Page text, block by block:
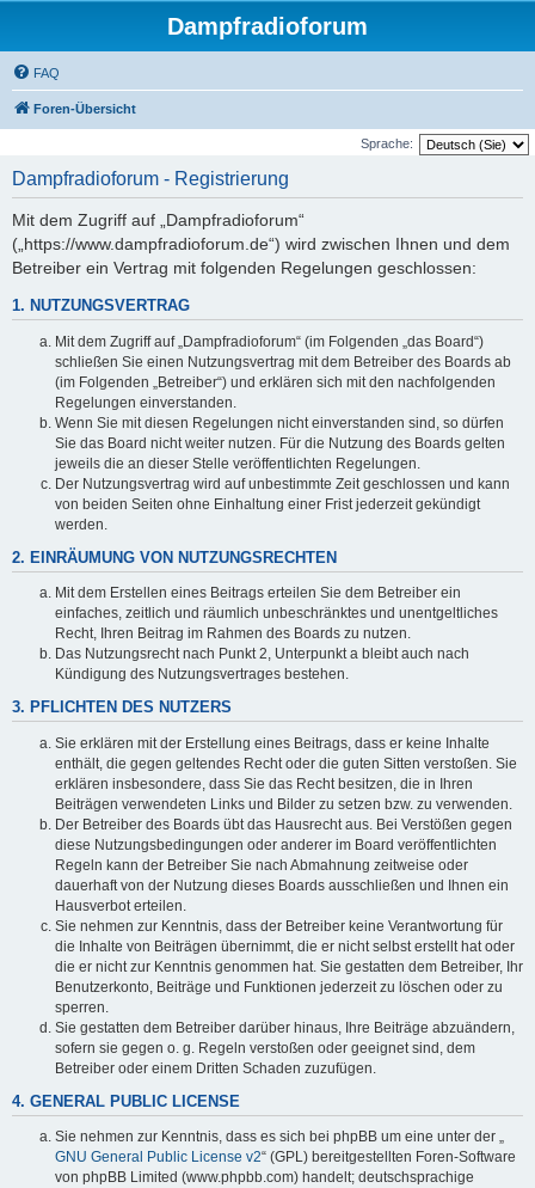
Dampfradioforum
FAQ
Foren-Übersicht
Sprache:
Dampfradioforum - Registrierung
Mit dem Zugriff auf „Dampfradioforum“
(„https://www.dampfradioforum.de“) wird zwischen Ihnen und dem
Betreiber ein Vertrag mit folgenden Regelungen geschlossen:
1. NUTZUNGSVERTRAG
Mit dem Zugriff auf „Dampfradioforum“ (im Folgenden „das Board“)
schließen Sie einen Nutzungsvertrag mit dem Betreiber des Boards ab
(im Folgenden „Betreiber“) und erklären sich mit den nachfolgenden
Regelungen einverstanden.
Wenn Sie mit diesen Regelungen nicht einverstanden sind, so dürfen
Sie das Board nicht weiter nutzen. Für die Nutzung des Boards gelten
jeweils die an dieser Stelle veröffentlichten Regelungen.
Der Nutzungsvertrag wird auf unbestimmte Zeit geschlossen und kann
von beiden Seiten ohne Einhaltung einer Frist jederzeit gekündigt
werden.
2. EINRÄUMUNG VON NUTZUNGSRECHTEN
Mit dem Erstellen eines Beitrags erteilen Sie dem Betreiber ein
einfaches, zeitlich und räumlich unbeschränktes und unentgeltliches
Recht, Ihren Beitrag im Rahmen des Boards zu nutzen.
Das Nutzungsrecht nach Punkt 2, Unterpunkt a bleibt auch nach
Kündigung des Nutzungsvertrages bestehen.
3. PFLICHTEN DES NUTZERS
Sie erklären mit der Erstellung eines Beitrags, dass er keine Inhalte
enthält, die gegen geltendes Recht oder die guten Sitten verstoßen. Sie
erklären insbesondere, dass Sie das Recht besitzen, die in Ihren
Beiträgen verwendeten Links und Bilder zu setzen bzw. zu verwenden.
Der Betreiber des Boards übt das Hausrecht aus. Bei Verstößen gegen
diese Nutzungsbedingungen oder anderer im Board veröffentlichten
Regeln kann der Betreiber Sie nach Abmahnung zeitweise oder
dauerhaft von der Nutzung dieses Boards ausschließen und Ihnen ein
Hausverbot erteilen.
Sie nehmen zur Kenntnis, dass der Betreiber keine Verantwortung für
die Inhalte von Beiträgen übernimmt, die er nicht selbst erstellt hat oder
die er nicht zur Kenntnis genommen hat. Sie gestatten dem Betreiber, Ihr
Benutzerkonto, Beiträge und Funktionen jederzeit zu löschen oder zu
sperren.
Sie gestatten dem Betreiber darüber hinaus, Ihre Beiträge abzuändern,
sofern sie gegen o. g. Regeln verstoßen oder geeignet sind, dem
Betreiber oder einem Dritten Schaden zuzufügen.
4. GENERAL PUBLIC LICENSE
Sie nehmen zur Kenntnis, dass es sich bei phpBB um eine unter der „
GNU General Public License v2“ (GPL) bereitgestellten Foren-Software
von phpBB Limited (www.phpbb.com) handelt; deutschsprachige